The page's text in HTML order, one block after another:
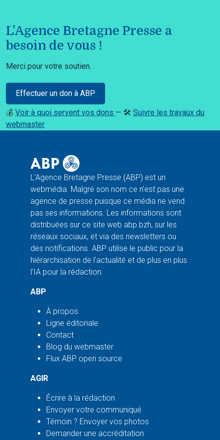
L'Agence Bretagne Presse a
besoin de vous !
Merci pour votre soutien.
Effectuer un don à ABP
💰 Voir à quoi servent vos dons — 🛠️ Suivre les travaux du
webmaster
L'Agence Bretagne Presse (ABP) est un
webmédia. Malgré son nom ce n'est pas une
agence de presse puisque ce média ne vend
pas ses informations. Les informations sont
distribuées sur ce site web abp.bzh, sur les
réseaux sociaux, et via des newsletters ou
des notifications. ABP utilise le public pour la
hiérarchisation de l'actualité et de plus en plus
l'IA pour la rédaction.
ABP
À propos
Ligne éditoriale
Contact
Blog du webmaster
Flux ABP open source
AGIR
Écrire à la rédaction
Envoyer votre communiqué
Témoin ? Envoyer vos photos
Demander une accréditation